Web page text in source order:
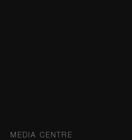
MEDIA CENTRE